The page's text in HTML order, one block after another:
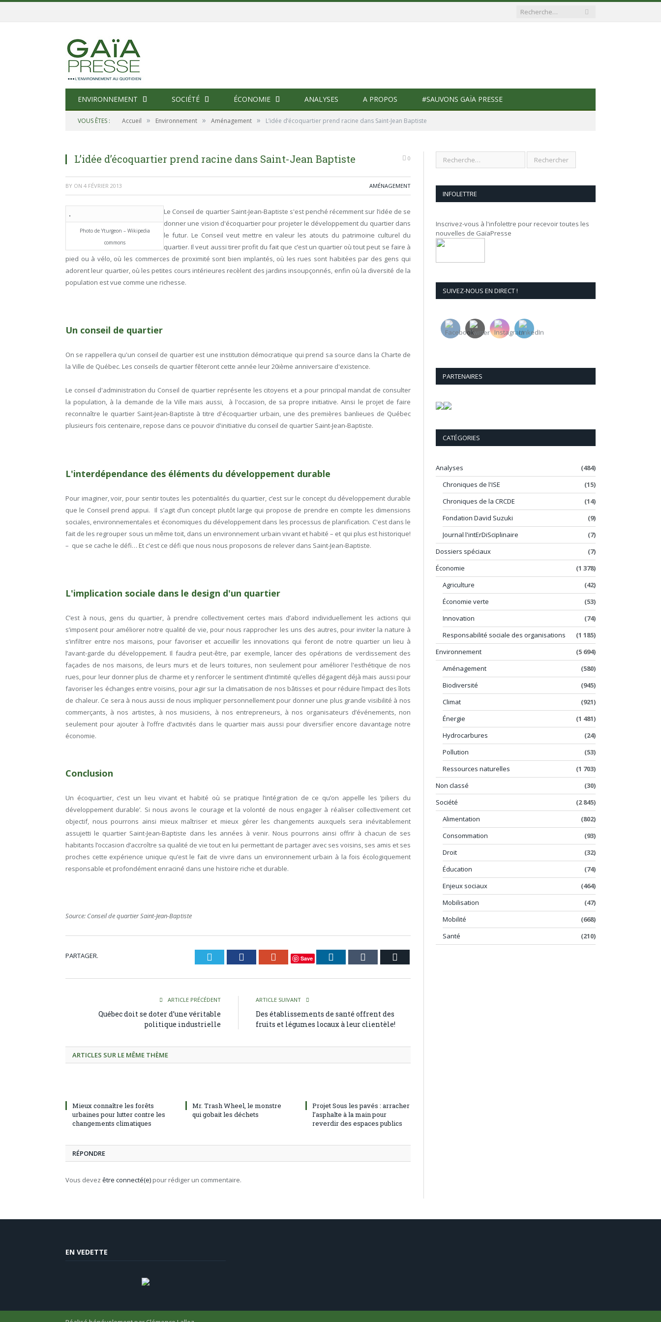
ENVIRONNEMENT SOCIÉTÉ ÉCONOMIE ANALYSES A PROPOS #SAUVONS GAÏA PRESSE
VOUS ÊTES : Accueil » Environnement » Aménagement » L’idée d’écoquartier prend racine dans Saint-Jean Baptiste
L’idée d’écoquartier prend racine dans Saint-Jean Baptiste 0
BY ON 4 FÉVRIER 2013 AMÉNAGEMENT
Photo de Yturgeon – Wikipedia
commons
Le Conseil de quartier Saint-Jean-Baptiste s'est penché récemment sur l’idée de se
donner une vision d'écoquartier pour projeter le développement du quartier dans
le futur. Le Conseil veut mettre en valeur les atouts du patrimoine culturel du
quartier. Il veut aussi tirer profit du fait que c’est un quartieroù tout peut se faire à
pied ou à vélo, où les commerces de proximité sont bien implantés, où les rues sont habitées par des gens qui
adorent leur quartier, où les petites cours intérieures recèlent des jardins insoupçonnés, enfin où la diversité de la
population est vue comme une richesse.
Un conseil de quartier
On se rappellera qu'un conseil de quartier est une institution démocratique qui prend sa source dans la Charte de
la Ville de Québec. Les conseils de quartier fêteront cette année leur 20ième anniversaire d'existence.
Le conseil d'administration du Conseil de quartier représente les citoyens et a pour principal mandat de consulter
la population, à la demande de la Ville mais aussi, à l'occasion, de sa propre initiative. Ainsi le projet de faire
reconnaître le quartier Saint-Jean-Baptiste à titre d'écoquartier urbain, une des premières banlieues de Québec
plusieurs fois centenaire, repose dans ce pouvoir d'initiative du conseil de quartier Saint-Jean-Baptiste.
L'interdépendance des éléments du développement durable
Pour imaginer, voir, pour sentir toutes les potentialités du quartier, c’est sur le concept du développement durable
que le Conseil prend appui. Il s’agit d’un concept plutôt large qui propose de prendre en compte les dimensions
sociales, environnementales et économiques du développement dans les processus de planification. C'est dans le
fait de les regrouper sous un même toit, dans un environnement urbain vivant et habité – et qui plus est historique!
– que se cache le défi… Et c'est ce défi que nous nous proposons de relever dans Saint-Jean-Baptiste.
L'implication sociale dans le design d'un quartier
C’est à nous, gens du quartier, à prendre collectivement certes mais d’abord individuellement les actions qui
s’imposent pour améliorer notre qualité de vie, pour nous rapprocher les uns des autres, pour inviter la nature à
s’infiltrer entre nos maisons, pour favoriser et accueillir les innovations qui feront de notre quartier un lieu à
l’avant-garde du développement. Il faudra peut-être, par exemple, lancer des opérations de verdissement des
façades de nos maisons, de leurs murs et de leurs toitures, non seulement pour améliorer l'esthétique de nos
rues, pour leur donner plus de charme et y renforcer le sentiment d’intimité qu’elles dégagent déjà mais aussi pour
favoriser les échanges entre voisins, pour agir sur la climatisation de nos bâtisses et pour réduire l’impact des îlots
de chaleur. Ce sera à nous aussi de nous impliquer personnellement pour donner une plus grande visibilité à nos
commerçants, à nos artistes, à nos musiciens, à nos entrepreneurs, à nos organisateurs d’événements, non
seulement pour ajouter à l’offre d’activités dans le quartier mais aussi pour diversifier encore davantage notre
économie.
Conclusion
Un écoquartier, c’est un lieu vivant et habité où se pratique l’intégration de ce qu’on appelle les ‘piliers du
développement durable’. Si nous avons le courage et la volonté de nous engager à réaliser collectivement cet
objectif, nous pourrons ainsi mieux maîtriser et mieux gérer les changements auxquels sera inévitablement
assujetti le quartier Saint-Jean-Baptiste dans les années à venir. Nous pourrons ainsi offrir à chacun de ses
habitants l’occasion d’accroître sa qualité de vie tout en lui permettant de partager avec ses voisins, ses amis et ses
proches cette expérience unique qu’est le fait de vivre dans un environnement urbain à la fois écologiquement
responsable et profondément enraciné dans une histoire riche et durable.
Source: Conseil de quartier Saint-Jean-Baptiste
PARTAGER. Twitter Facebook Google+
Save LinkedIn Tumblr
ARTICLE PRÉCÉDENT
Québec doit se doter d’une véritable
politique industrielle
ARTICLE SUIVANT
Des établissements de santé offrent des
fruits et légumes locaux à leur clientèle!
ARTICLES SUR LE MÊME THÈME
Mieux connaître les forêts
urbaines pour lutter contre les
changements climatiques
Mr. Trash Wheel, le monstre
qui gobait les déchets
Projet Sous les pavés : arracher
l’asphalte à la main pour
reverdir des espaces publics
RÉPONDRE
Vous devez être connecté(e) pour rédiger un commentaire.
INFOLETTRE
Inscrivez-vous à l'infolettre pour recevoir toutes les
nouvelles de GaïaPresse
SUIVEZ-NOUS EN DIRECT !
PARTENAIRES
CATÉGORIES
Analyses
(484)
Chroniques de l'ISE
(15)
Chroniques de la CRCDE
(14)
Fondation David Suzuki
(9)
Journal l'intErDiSciplinaire
(7)
Dossiers spéciaux
(7)
Économie
(1 378)
Agriculture
(42)
Économie verte
(53)
Innovation
(74)
Responsabilité sociale des organisations
(1 185)
Environnement
(5 694)
Aménagement
(580)
Biodiversité
(945)
Climat
(921)
Énergie
(1 481)
Hydrocarbures
(24)
Pollution
(53)
Ressources naturelles
(1 703)
Non classé
(30)
Société
(2 845)
Alimentation
(802)
Consommation
(93)
Droit
(32)
Éducation
(74)
Enjeux sociaux
(464)
Mobilisation
(47)
Mobilité
(668)
Santé
(210)
EN VEDETTE